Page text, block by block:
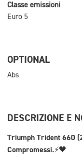
Classe emissioni
Euro 5
OPTIONAL
Abs
DESCRIZIONE E
Triumph Trident 660
Compromessi.⚡️🖤